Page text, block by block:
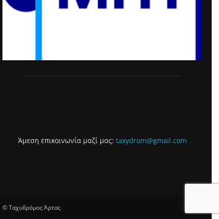
Άμεση επικοινωνία μαζί μας: taxydrom@gmail.com
© Ταχυδρόμος Άρτας